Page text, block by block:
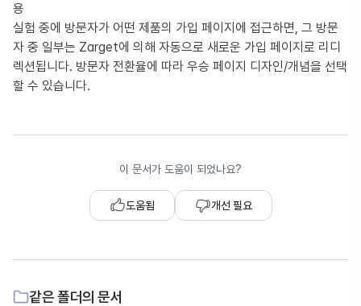
용
실험 중에 방문자가 어떤 제품의 가입 페이지에 접근하면, 그 방문
자 중 일부는 Zarget에 의해 자동으로 새로운 가입 페이지로 리디
렉션됩니다. 방문자 전환율에 따라 우승 페이지 디자인/개념을 선택
할 수 있습니다.
이 문서가 도움이 되었나요?
도움됨 개선 필요
같은 폴더의 문서